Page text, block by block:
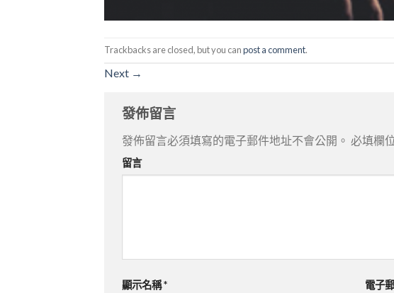
Trackbacks are closed, but you canpost a comment.
Next →
發佈留言
發佈留言必須填寫的電子郵件地址不會公開。 必填欄
留言
顯示名稱* 電子